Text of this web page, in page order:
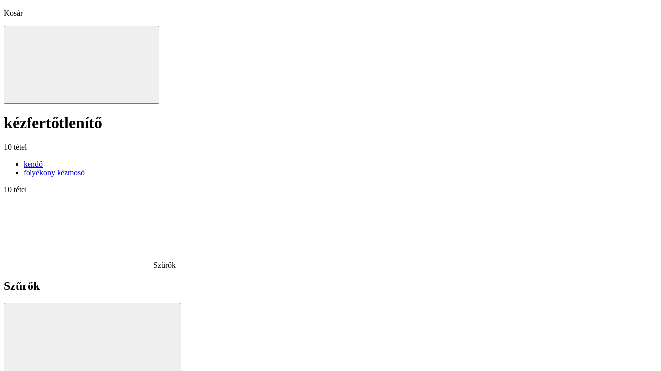
Kosár
kézfertőtlenítő
10 tétel
kendő
folyékony kézmosó
10 tétel
Szűrők
Szűrők